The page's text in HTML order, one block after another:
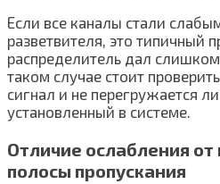
Если все каналы стали
разветвителя, это типичный
распределитель дал
таком случае стоит
сигнал и не перегружается
установленный в системе.
Отличие ослабления
полосы пропускания